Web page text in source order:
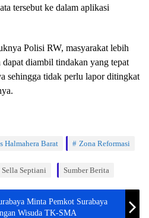
tersebut ke dalam aplikasi
Polisi RW, masyarakat lebih
diambil tindakan yang tepat
sehingga tidak perlu lapor ditingkat
Halmahera Barat Zona Reformasi
Septiani Sumber Berita
Minta Pemkot Surabaya
Wisuda TK-SMA